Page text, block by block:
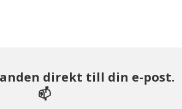
direkt till din e-post.
📫